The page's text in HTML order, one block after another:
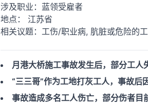
涉及职业： 蓝领受雇者
地点： 江苏省
相关议题： 工伤/职业病, 肮脏或危险的
月港大桥施工事故发生后，部分工人
“三三哥”作为工地打灰工人，事故后
事故造成多名工人伤亡，部分伤者目